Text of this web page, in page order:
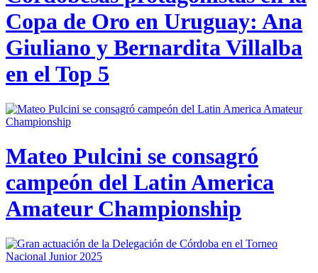
Copa de Oro en Uruguay: Ana
Giuliano y Bernardita Villalba
en el Top 5
Mateo Pulcini se consagró
campeón del Latin America
Amateur Championship